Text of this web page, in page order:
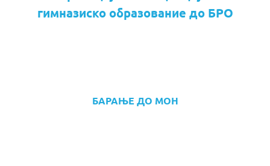
гимназиско образование до БРО
БАРАЊЕ ДО МОН